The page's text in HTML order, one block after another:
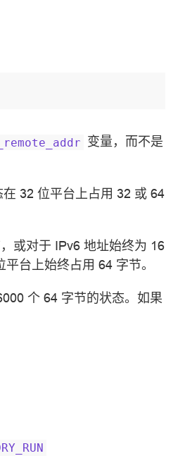
变量，而不是
32 位平台上占用 32 或 64
或对于 IPv6 地址始终为 16
台上始终占用 64 字节。
个 64 字节的状态。如果